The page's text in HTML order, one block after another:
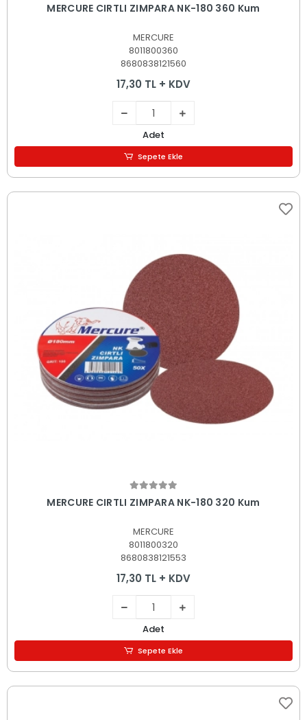
MERCURE CIRTLI ZIMPARA NK-180 360 Kum
MERCURE
8011800360
8680838121560
17,30 TL + KDV
Adet
Sepete Ekle
Sepete Ekle
MERCURE CIRTLI ZIMPARA NK-180 320 Kum
MERCURE
8011800320
8680838121553
17,30 TL + KDV
Adet
Sepete Ekle